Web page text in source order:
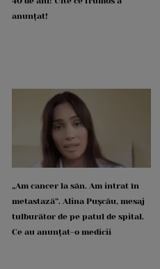
anunțat!
„Am cancer la sân. Am intrat în
metastază”. Alina Pușcău, mesaj
tulburător de pe patul de spital.
Ce au anunțat-o medicii